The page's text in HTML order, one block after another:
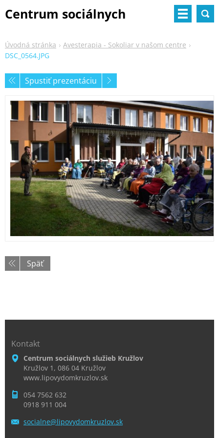
Centrum sociálnych
Úvodná stránka
Avesterapia - Sokoliar v našom centre
DSC_0564.JPG
Spustiť prezentáciu
Späť
Kontakt
Centrum sociálnych služieb Kružlov
Kružlov 1, 086 04 Kružlov
www.lipovydomkruzlov.sk
054 7562 632
0918 911 004
socialne@lipovydomkruzlov.sk